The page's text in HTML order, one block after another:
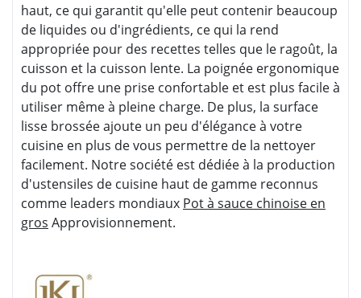
haut, ce qui garantit qu'elle peut contenir beaucoup
de liquides ou d'ingrédients, ce qui la rend
appropriée pour des recettes telles que le ragoût, la
cuisson et la cuisson lente. La poignée ergonomique
du pot offre une prise confortable et est plus facile à
utiliser même à pleine charge. De plus, la surface
lisse brossée ajoute un peu d'élégance à votre
cuisine en plus de vous permettre de la nettoyer
facilement. Notre société est dédiée à la production
d'ustensiles de cuisine haut de gamme reconnus
comme leaders mondiaux Pot à sauce chinoise en
gros Approvisionnement.